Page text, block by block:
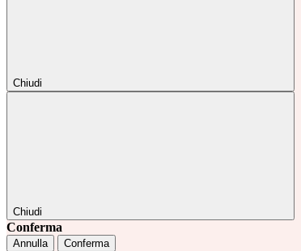
Chiudi
Chiudi
Conferma
Annulla Conferma